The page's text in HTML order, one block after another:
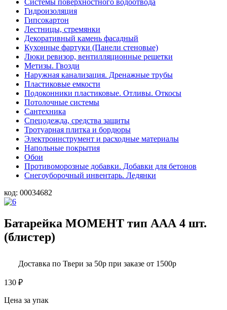
Системы поверхностного водоотвода
Гидроизоляция
Гипсокартон
Лестницы, стремянки
Декоративный камень фасадный
Кухонные фартуки (Панели стеновые)
Люки ревизор, вентилляционные решетки
Метизы. Гвозди
Наружная канализация. Дренажные трубы
Пластиковые емкости
Подоконники пластиковые. Отливы. Откосы
Потолочные системы
Сантехника
Спецодежда, средства защиты
Тротуарная плитка и бордюры
Электроинструмент и расходные материалы
Напольные покрытия
Обои
Противоморозные добавки. Добавки для бетонов
Снегоуборочный инвентарь. Ледянки
код: 00034682
Батарейка МОМЕНТ тип ААА 4 шт.
(блистер)
Доставка по Твери за 50р при заказе от 1500р
130 ₽
Цена за упак